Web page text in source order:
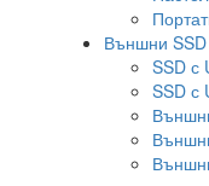
Външни SSD
SSD с
SSD с